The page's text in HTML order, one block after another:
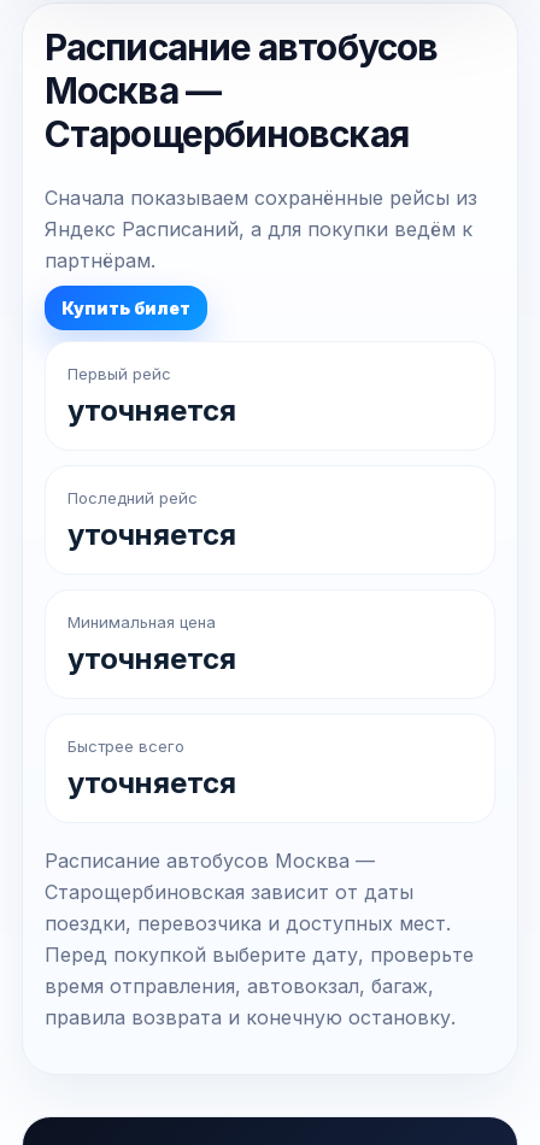
Расписание автобусов
Москва —
Старощербиновская
Сначала показываем сохранённые рейсы из
Яндекс Расписаний, а для покупки ведём к
партнёрам.
Купить билет
Первый рейс
уточняется
Последний рейс
уточняется
Минимальная цена
уточняется
Быстрее всего
уточняется
Расписание автобусов Москва —
Старощербиновская зависит от даты
поездки, перевозчика и доступных мест.
Перед покупкой выберите дату, проверьте
время отправления, автовокзал, багаж,
правила возврата и конечную остановку.